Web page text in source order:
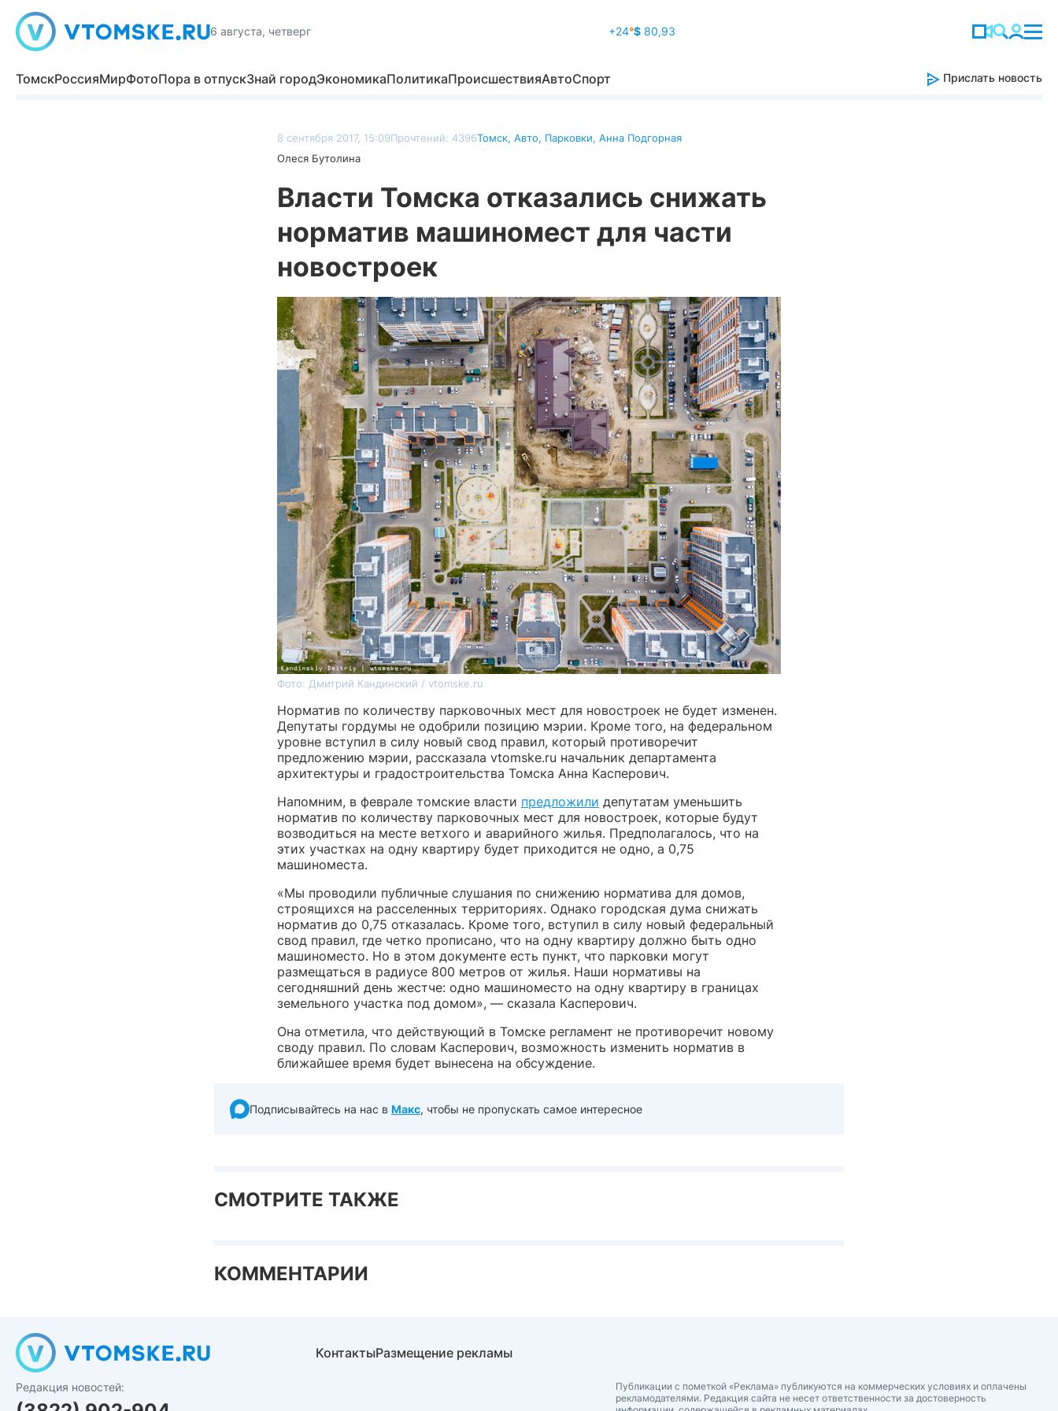
6 августа, четверг +24°$80,93
ТомскРоссияМирФотоПора в отпускЗнай городЭкономикаПолитикаПроисшествияАвтоСпорт Прислать новость
8 сентября 2017, 15:09Прочтений: 4396Томск, Авто, Парковки, Анна Подгорная
Олеся Бутолина
Власти Томска отказались снижать
норматив машиномест для части
новостроек
Фото: Дмитрий Кандинский / vtomske.ru
Норматив по количеству парковочных мест для новостроек не будет изменен.
Депутаты гордумы не одобрили позицию мэрии. Кроме того, на федеральном
уровне вступил в силу новый свод правил, который противоречит
предложению мэрии, рассказала vtomske.ru начальник департамента
архитектуры и градостроительства Томска Анна Касперович.
Напомним, в феврале томские власти предложили депутатам уменьшить
норматив по количеству парковочных мест для новостроек, которые будут
возводиться на месте ветхого и аварийного жилья. Предполагалось, что на
этих участках на одну квартиру будет приходится не одно, а 0,75
машиноместа.
«Мы проводили публичные слушания по снижению норматива для домов,
строящихся на расселенных территориях. Однако городская дума снижать
норматив до 0,75 отказалась. Кроме того, вступил в силу новый федеральный
свод правил, где четко прописано, что на одну квартиру должно быть одно
машиноместо. Но в этом документе есть пункт, что парковки могут
размещаться в радиусе 800 метров от жилья. Наши нормативы на
сегодняшний день жестче: одно машиноместо на одну квартиру в границах
земельного участка под домом», — сказала Касперович.
Она отметила, что действующий в Томске регламент не противоречит новому
своду правил. По словам Касперович, возможность изменить норматив в
ближайшее время будет вынесена на обсуждение.
Подписывайтесь на нас в Макс, чтобы не пропускать самое интересное
СМОТРИТЕ ТАКЖЕ
КОММЕНТАРИИ
Редакция новостей:
КонтактыРазмещение рекламы
Публикации с пометкой «Реклама» публикуются на коммерческих условиях и оплачены
рекламодателями. Редакция сайта не несет ответственности за достоверность